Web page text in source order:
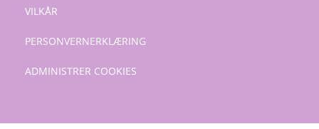
VILKÅR
PERSONVERNERKLÆRING
ADMINISTRER COOKIES